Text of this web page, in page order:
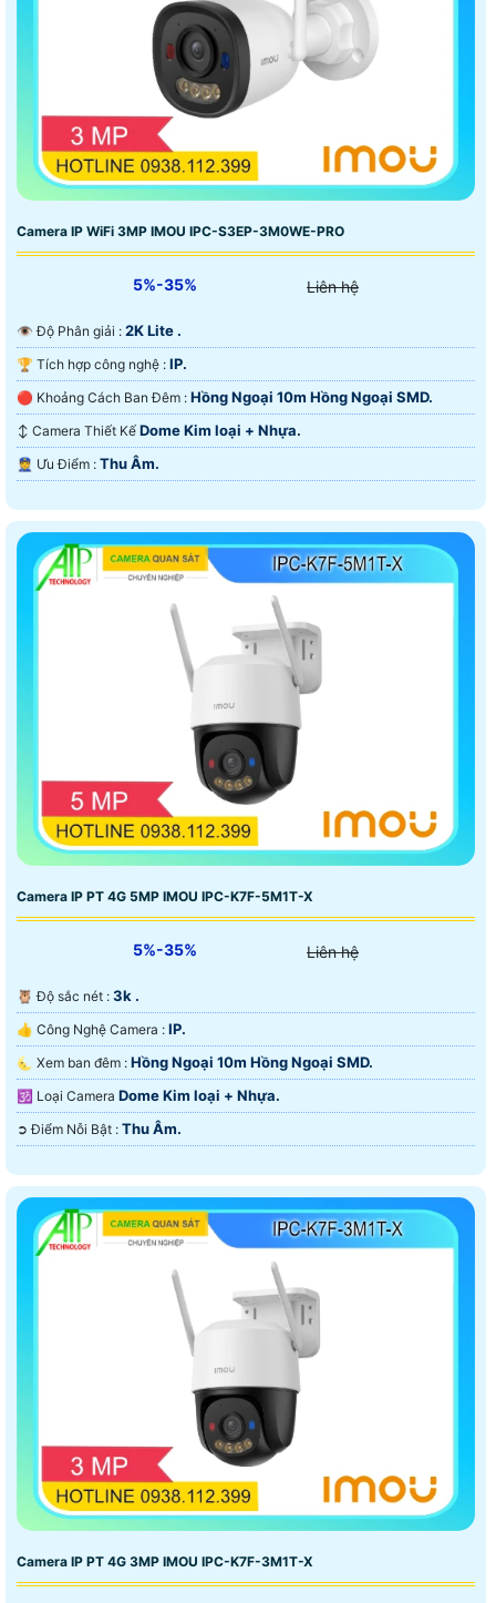
Camera IP WiFi 3MP IMOU IPC-S3EP-3M0WE-PRO
5%-35% Liên hệ
👁 Độ Phân giải : 2K Lite .
🏆 Tích hợp công nghệ : IP.
🔴 Khoảng Cách Ban Đêm : Hồng Ngoại 10m Hồng Ngoại SMD.
↕️ Camera Thiết Kế Dome Kim loại + Nhựa.
️👮 Ưu Điểm : Thu Âm.
Camera IP PT 4G 5MP IMOU IPC-K7F-5M1T-X
5%-35% Liên hệ
🦉 Độ sắc nét : 3k .
👍 Công Nghệ Camera : IP.
🌜 Xem ban đêm : Hồng Ngoại 10m Hồng Ngoại SMD.
🕉️ Loại Camera Dome Kim loại + Nhựa.
️➲ Điểm Nỗi Bật : Thu Âm.
Camera IP PT 4G 3MP IMOU IPC-K7F-3M1T-X